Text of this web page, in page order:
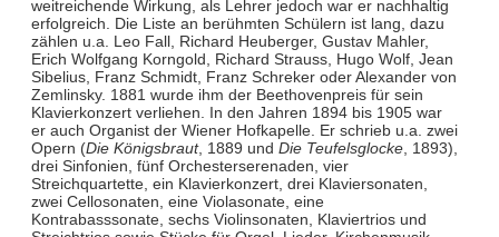
weitreichende Wirkung, als Lehrer jedoch war er nachhaltig
erfolgreich. Die Liste an berühmten Schülern ist lang, dazu
zählen u.a. Leo Fall, Richard Heuberger, Gustav Mahler,
Erich Wolfgang Korngold, Richard Strauss, Hugo Wolf, Jean
Sibelius, Franz Schmidt, Franz Schreker oder Alexander von
Zemlinsky. 1881 wurde ihm der Beethovenpreis für sein
Klavierkonzert verliehen. In den Jahren 1894 bis 1905 war
er auch Organist der Wiener Hofkapelle. Er schrieb u.a. zwei
Opern (Die Königsbraut, 1889 und Die Teufelsglocke, 1893),
drei Sinfonien, fünf Orchesterserenaden, vier
Streichquartette, ein Klavierkonzert, drei Klaviersonaten,
zwei Cellosonaten, eine Violasonate, eine
Kontrabasssonate, sechs Violinsonaten, Klaviertrios und